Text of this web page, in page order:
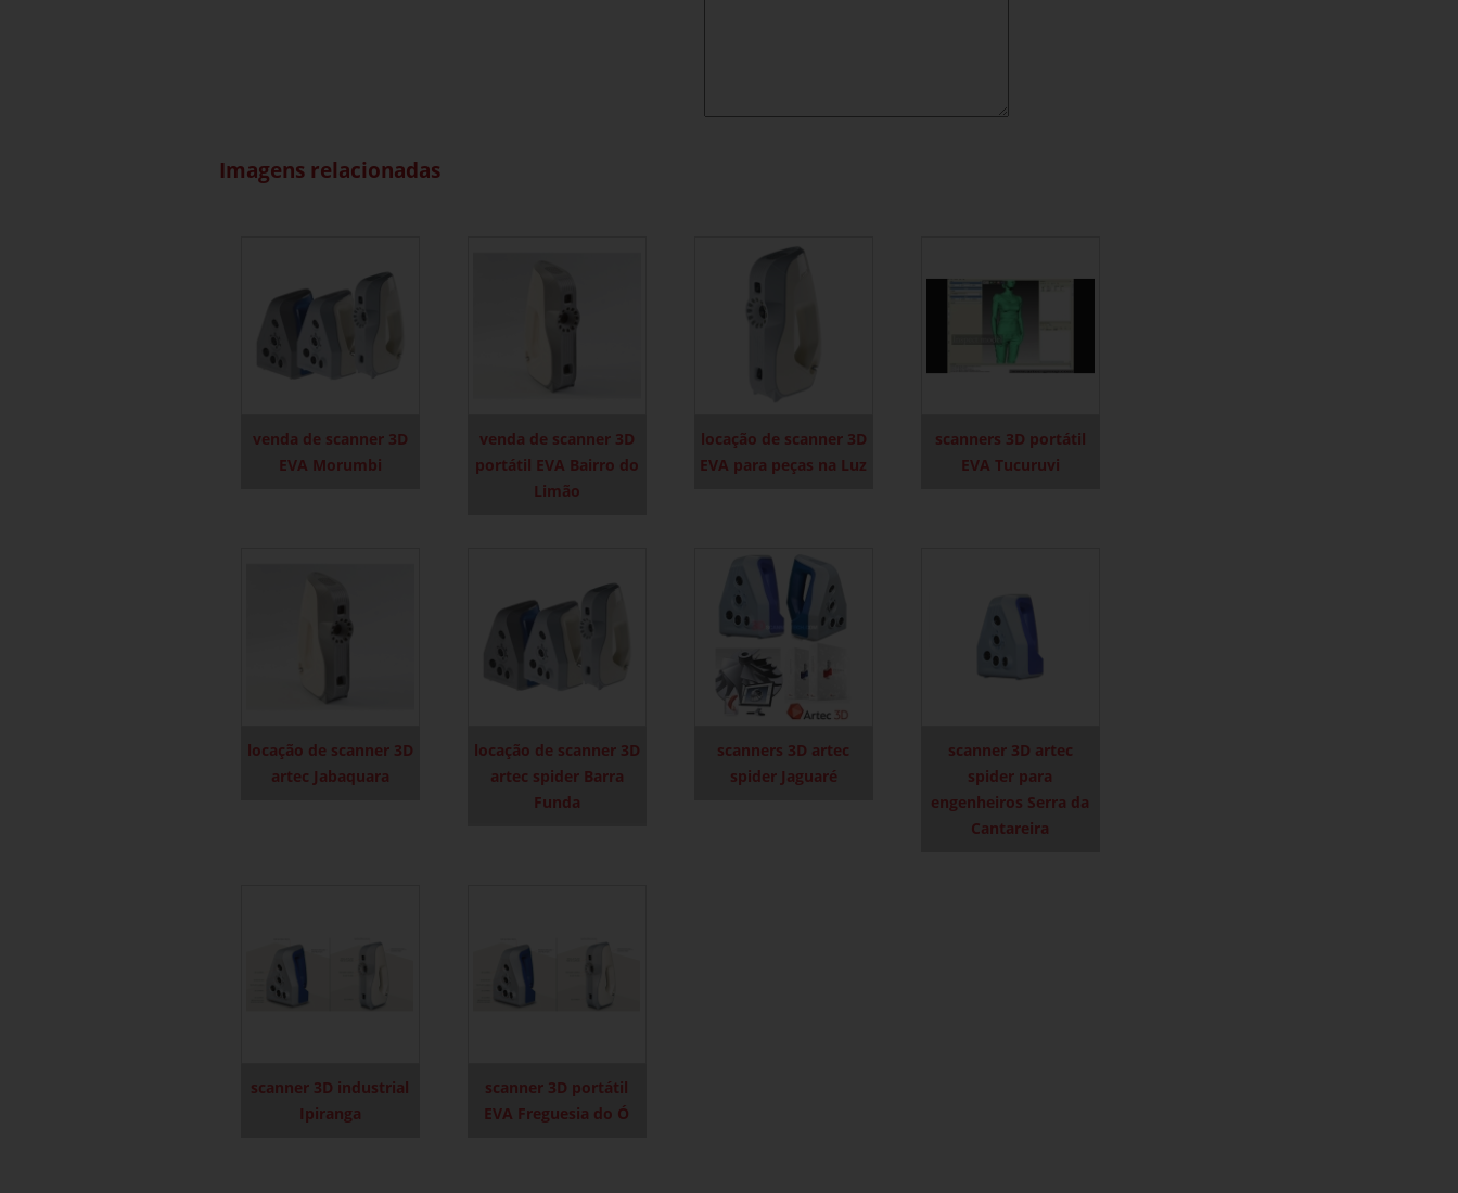
Imagens relacionadas
venda de scanner 3D
EVA Morumbi
venda de scanner 3D
portátil EVA Bairro do
Limão
locação de scanner 3D
EVA para peças na Luz
scanners 3D portátil
EVA Tucuruvi
locação de scanner 3D
artec Jabaquara
locação de scanner 3D
artec spider Barra
Funda
scanners 3D artec
spider Jaguaré
scanner 3D artec
spider para
engenheiros Serra da
Cantareira
scanner 3D industrial
Ipiranga
scanner 3D portátil
EVA Freguesia do Ó